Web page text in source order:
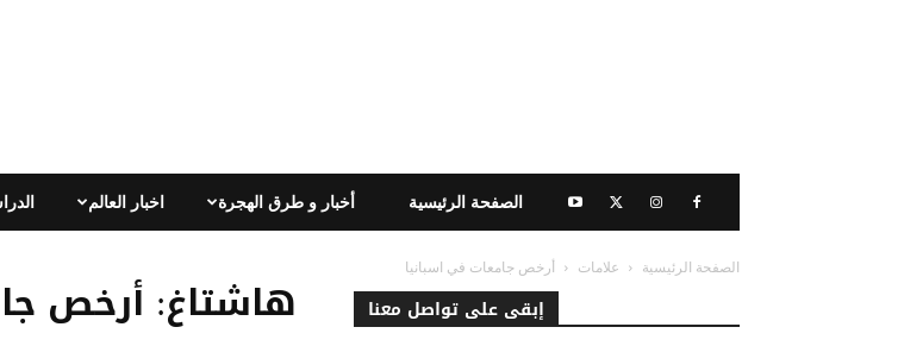
اخبار العالم أخبار و طرق الهجرة الصفحة الرئيسية
الصفحة الرئيسية علامات أرخص جامعات في اسبانيا
هاشتاغ: أرخص إبقى على تواصل معنا